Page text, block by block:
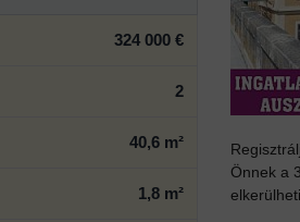
324 000 €
2
40,6 m²
1,8 m²
Önnek a